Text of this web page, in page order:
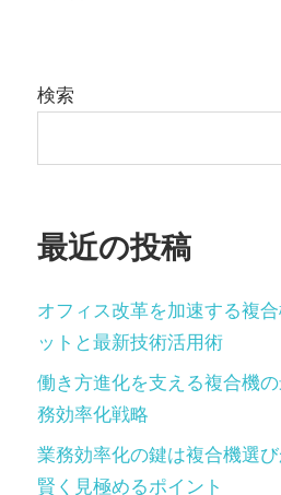
ー
ョ
検索
最近の投稿
オフィス改革を加速する複
ットと最新技術活用術
働き方進化を支える複合機
務効率化戦略
業務効率化の鍵は複合機選
賢く見極めるポイント